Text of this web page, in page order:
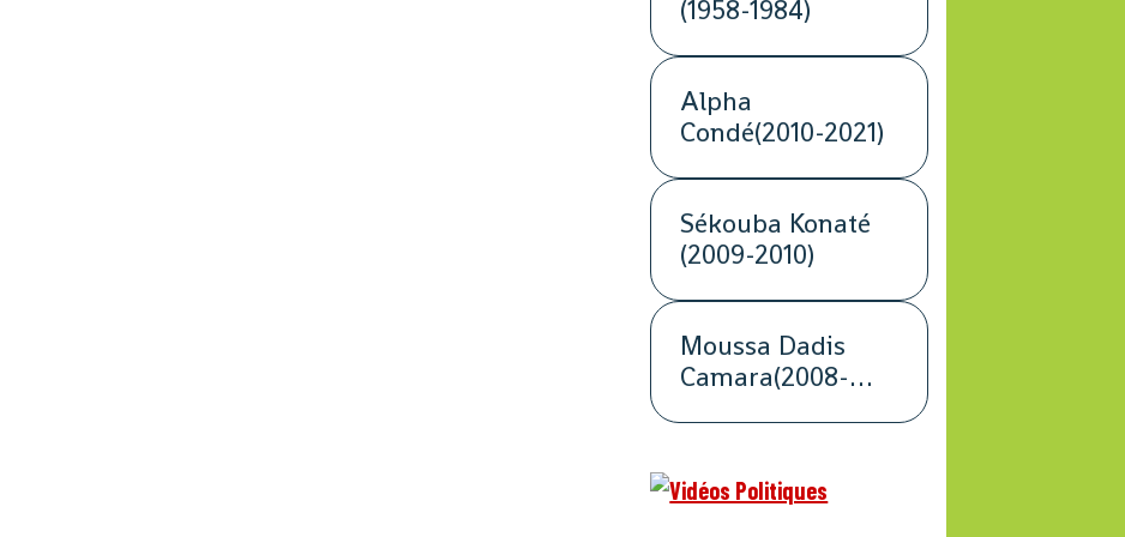
(1958-1984)
Alpha
Condé(2010-2021)
Sékouba Konaté
(2009-2010)
Moussa Dadis
Camara(2008-